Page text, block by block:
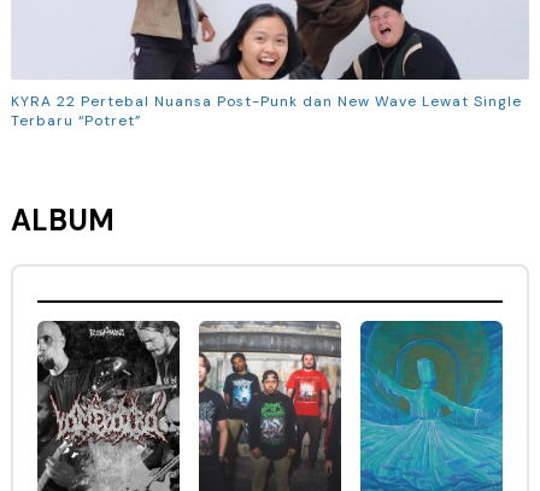
KYRA 22 Pertebal Nuansa Post-Punk dan New Wave Lewat Single
Terbaru “Potret”
ALBUM